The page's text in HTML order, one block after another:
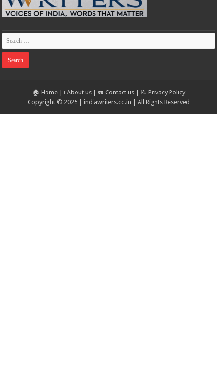
🏠 Home| ℹ️ About us| ☎️ Contact us| 📝 Privacy Policy
Copyright © 2025 | indiawriters.co.in | All Rights Reserved